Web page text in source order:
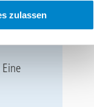
zulassen